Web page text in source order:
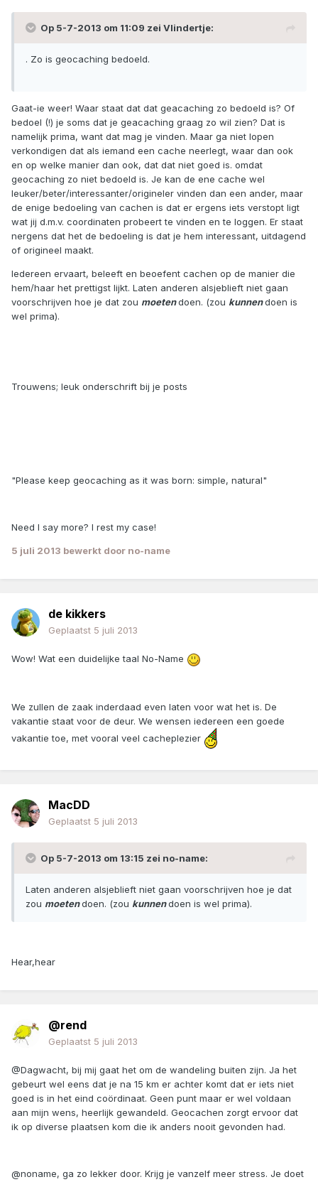
Op 5-7-2013 om 11:09 zei Vlindertje:
. Zo is geocaching bedoeld.
Gaat-ie weer! Waar staat dat dat geacaching zo bedoeld is? Of
bedoel (!) je soms dat je geacaching graag zo wil zien? Dat is
namelijk prima, want dat mag je vinden. Maar ga niet lopen
verkondigen dat als iemand een cache neerlegt, waar dan ook
en op welke manier dan ook, dat dat niet goed is. omdat
geocaching zo niet bedoeld is. Je kan de ene cache wel
leuker/beter/interessanter/origineler vinden dan een ander, maar
de enige bedoeling van cachen is dat er ergens iets verstopt ligt
wat jij d.m.v. coordinaten probeert te vinden en te loggen. Er staat
nergens dat het de bedoeling is dat je hem interessant, uitdagend
of origineel maakt.
Iedereen ervaart, beleeft en beoefent cachen op de manier die
hem/haar het prettigst lijkt. Laten anderen alsjeblieft niet gaan
voorschrijven hoe je dat zou moetendoen. (zou kunnendoen is
wel prima).
Trouwens; leuk onderschrift bij je posts
"Please keep geocaching as it was born: simple, natural"
Need I say more? I rest my case!
5 juli 2013 bewerkt door no-name
de kikkers
Geplaatst 5 juli 2013
Wow! Wat een duidelijke taal No-Name
We zullen de zaak inderdaad even laten voor wat het is. De
vakantie staat voor de deur. We wensen iedereen een goede
vakantie toe, met vooral veel cacheplezier
MacDD
Geplaatst 5 juli 2013
Op 5-7-2013 om 13:15 zei no-name:
Laten anderen alsjeblieft niet gaan voorschrijven hoe je dat
zou moetendoen. (zou kunnendoen is wel prima).
Hear,hear
@rend
Geplaatst 5 juli 2013
@Dagwacht, bij mij gaat het om de wandeling buiten zijn. Ja het
gebeurt wel eens dat je na 15 km er achter komt dat er iets niet
goed is in het eind coördinaat. Geen punt maar er wel voldaan
aan mijn wens, heerlijk gewandeld. Geocachen zorgt ervoor dat
ik op diverse plaatsen kom die ik anders nooit gevonden had.
@noname, ga zo lekker door. Krijg je vanzelf meer stress. Je doet